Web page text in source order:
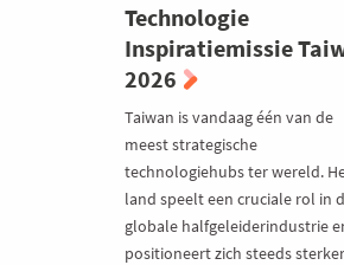
Technologie
Inspiratiemissie
2026
Taiwan is vandaag één van de
meest strategische
technologiehubs ter wereld.
land speelt een cruciale rol in
globale halfgeleiderindustrie
positioneert zich steeds